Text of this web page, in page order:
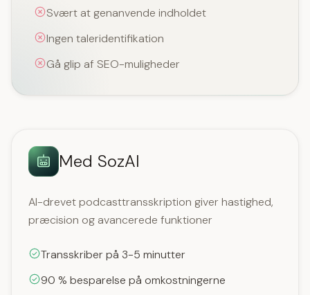
Svært at genanvende indholdet
Ingen taleridentifikation
Gå glip af SEO-muligheder
Med SozAI
AI-drevet podcasttransskription giver hastighed,
præcision og avancerede funktioner
Transskriber på 3-5 minutter
90 % besparelse på omkostningerne